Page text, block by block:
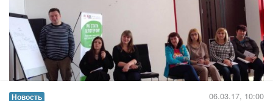
Читать дальше →
Новость 05.03.17, 12:00
Cоціальний відеоролик про особливих
діток